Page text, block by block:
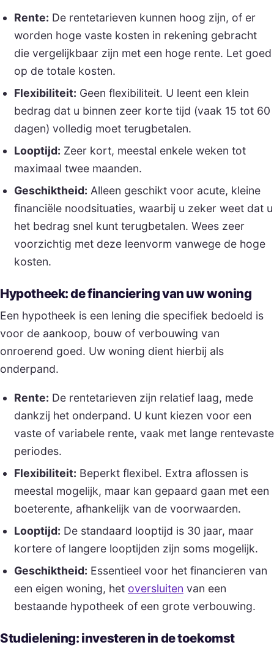
Rente: De rentetarieven kunnen hoog zijn, of er
worden hoge vaste kosten in rekening gebracht
die vergelijkbaar zijn met een hoge rente. Let goed
op de totale kosten.
Flexibiliteit: Geen flexibiliteit. U leent een klein
bedrag dat u binnen zeer korte tijd (vaak 15 tot 60
dagen) volledig moet terugbetalen.
Looptijd: Zeer kort, meestal enkele weken tot
maximaal twee maanden.
Geschiktheid: Alleen geschikt voor acute, kleine
financiële noodsituaties, waarbij u zeker weet dat u
het bedrag snel kunt terugbetalen. Wees zeer
voorzichtig met deze leenvorm vanwege de hoge
kosten.
Hypotheek: de financiering van uw woning
Een hypotheek is een lening die specifiek bedoeld is
voor de aankoop, bouw of verbouwing van
onroerend goed. Uw woning dient hierbij als
onderpand.
Rente: De rentetarieven zijn relatief laag, mede
dankzij het onderpand. U kunt kiezen voor een
vaste of variabele rente, vaak met lange rentevaste
periodes.
Flexibiliteit: Beperkt flexibel. Extra aflossen is
meestal mogelijk, maar kan gepaard gaan met een
boeterente, afhankelijk van de voorwaarden.
Looptijd: De standaard looptijd is 30 jaar, maar
kortere of langere looptijden zijn soms mogelijk.
Geschiktheid: Essentieel voor het financieren van
een eigen woning, het oversluiten van een
bestaande hypotheek of een grote verbouwing.
Studielening: investeren in de toekomst